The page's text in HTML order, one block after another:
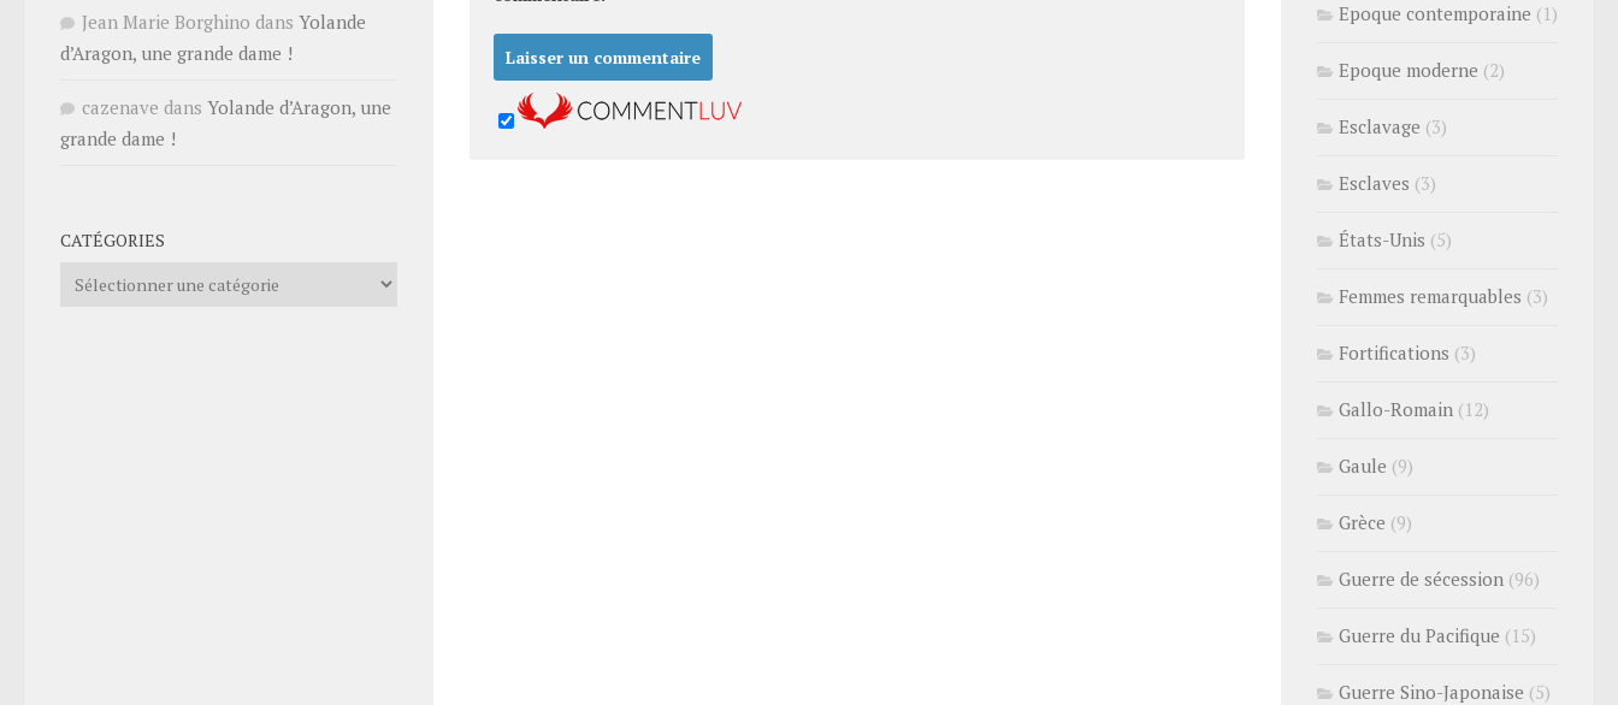
Jean Marie Borghino dans Yolande
d’Aragon, une grande dame !
cazenave dans Yolande d’Aragon, une
grande dame !
CATÉGORIES
Catégories
Epoque contemporaine (1)
Epoque moderne (2)
Esclavage (3)
Esclaves (3)
États-Unis (5)
Femmes remarquables (3)
Fortifications (3)
Gallo-Romain (12)
Gaule (9)
Grèce (9)
Guerre de sécession (96)
Guerre du Pacifique (15)
Guerre Sino-Japonaise (5)